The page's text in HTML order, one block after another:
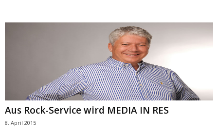
Aus Rock-Service wird MEDIA IN RES
8. April 2015